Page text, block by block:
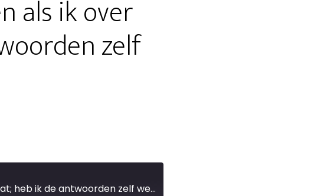
als ik over
zelf
S01E08 - Moeilijke vragen als ik over Jezus praat; heb ik de antwoorden zelf wel?